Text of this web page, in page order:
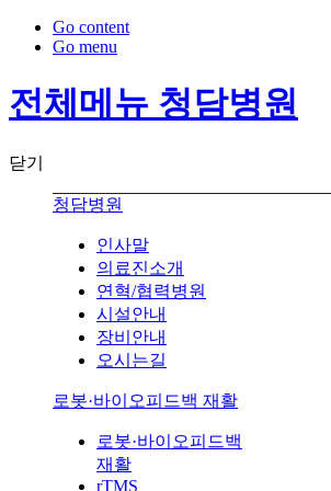
Go content
Go menu
전체메뉴 청담병원
닫기
청담병원
인사말
의료진소개
연혁/협력병원
시설안내
장비안내
오시는길
로봇·바이오피드백 재활
로봇·바이오피드백
재활
rTMS